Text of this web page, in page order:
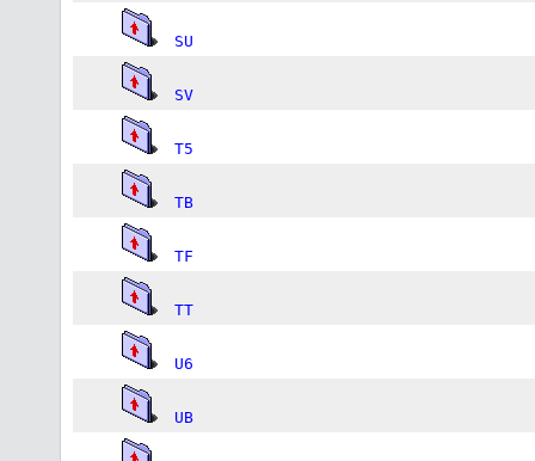
SU
SV
T5
TB
TF
TT
U6
UB